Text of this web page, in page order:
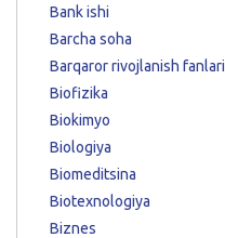
Bank ishi
Barcha soha
Barqaror rivojlanish fanlari
Biofizika
Biokimyo
Biologiya
Biomeditsina
Biotexnologiya
Biznes